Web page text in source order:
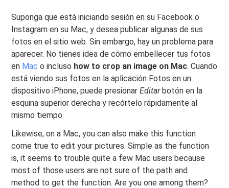
Suponga que está iniciando sesión en su Facebook o
Instagram en su Mac, y desea publicar algunas de sus
fotos en el sitio web. Sin embargo, hay un problema para
aparecer. No tienes idea de cómo embellecer tus fotos
en Mac o incluso how to crop an image on Mac. Cuando
está viendo sus fotos en la aplicación Fotos en un
dispositivo iPhone, puede presionarEditarbotón en la
esquina superior derecha y recórtelo rápidamente al
mismo tiempo.
Likewise, on a Mac, you can also make this function
come true to edit your pictures. Simple as the function
is, it seems to trouble quite a few Mac users because
most of those users are not sure of the path and
method to get the function. Are you one among them?